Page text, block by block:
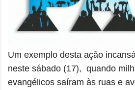
Um exemplo desta ação
neste sábado (17), quando
evangélicos saíram às ruas e